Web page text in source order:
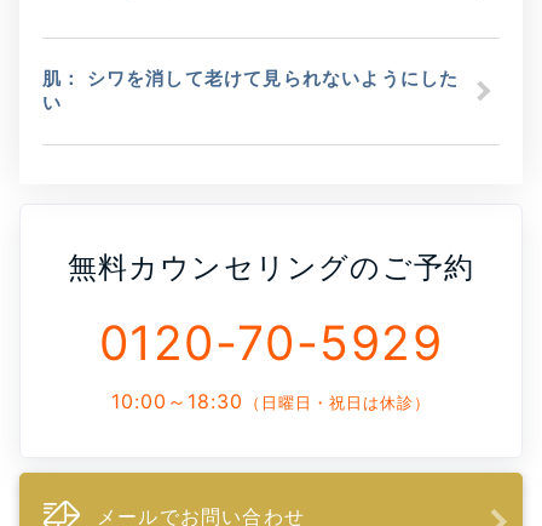
肌： シワを消して老けて見られないようにした
い
無料カウンセリングのご予約
0120-70-5929
10:00～18:30 （日曜日・祝日は休診）
メールでお問い合わせ